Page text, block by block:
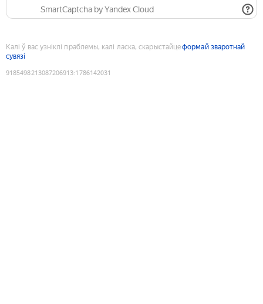
SmartCaptcha by Yandex Cloud
Калі ў вас узніклі праблемы, калі ласка, скарыстайцеформай зваротнай
сувязі
9185498213087206913:1786142031